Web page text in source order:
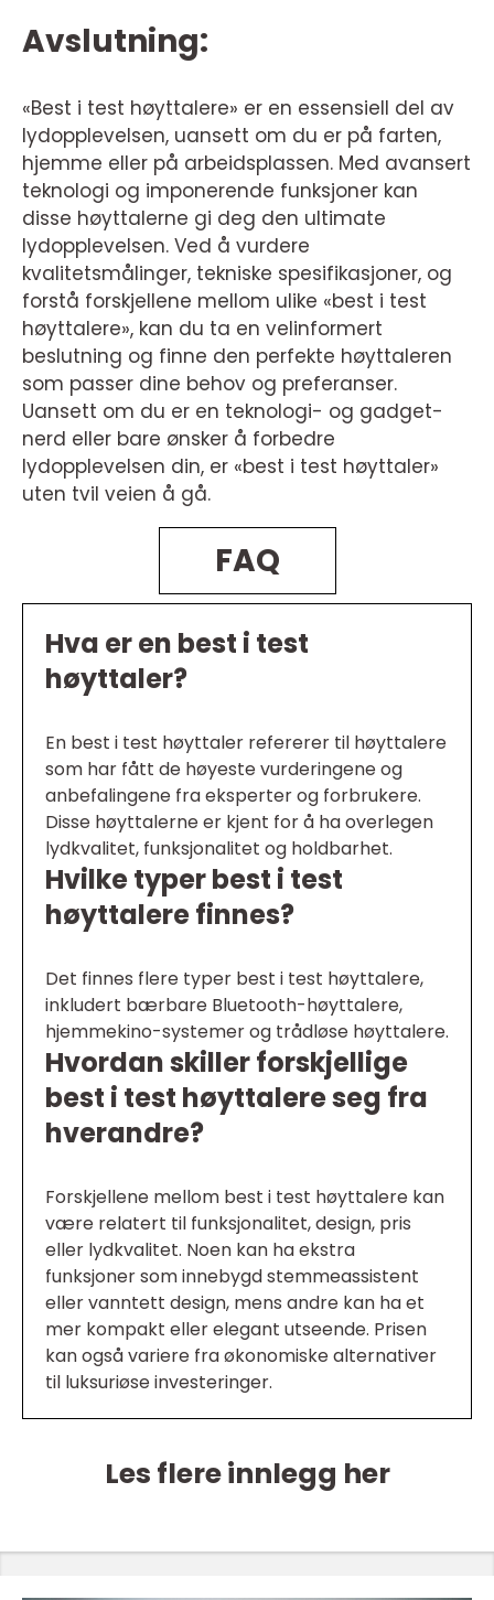
Avslutning:
«Best i test høyttalere» er en essensiell del av
lydopplevelsen, uansett om du er på farten,
hjemme eller på arbeidsplassen. Med avansert
teknologi og imponerende funksjoner kan
disse høyttalerne gi deg den ultimate
lydopplevelsen. Ved å vurdere
kvalitetsmålinger, tekniske spesifikasjoner, og
forstå forskjellene mellom ulike «best i test
høyttalere», kan du ta en velinformert
beslutning og finne den perfekte høyttaleren
som passer dine behov og preferanser.
Uansett om du er en teknologi- og gadget-
nerd eller bare ønsker å forbedre
lydopplevelsen din, er «best i test høyttaler»
uten tvil veien å gå.
FAQ
Hva er en best i test
høyttaler?
En best i test høyttaler refererer til høyttalere
som har fått de høyeste vurderingene og
anbefalingene fra eksperter og forbrukere.
Disse høyttalerne er kjent for å ha overlegen
lydkvalitet, funksjonalitet og holdbarhet.
Hvilke typer best i test
høyttalere finnes?
Det finnes flere typer best i test høyttalere,
inkludert bærbare Bluetooth-høyttalere,
hjemmekino-systemer og trådløse høyttalere.
Hvordan skiller forskjellige
best i test høyttalere seg fra
hverandre?
Forskjellene mellom best i test høyttalere kan
være relatert til funksjonalitet, design, pris
eller lydkvalitet. Noen kan ha ekstra
funksjoner som innebygd stemmeassistent
eller vanntett design, mens andre kan ha et
mer kompakt eller elegant utseende. Prisen
kan også variere fra økonomiske alternativer
til luksuriøse investeringer.
Les flere innlegg her